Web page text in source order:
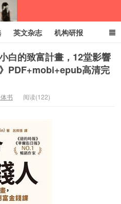
英文杂志 机构研报
书 电子书 创业项目
白的致富計畫，12堂影響
PDF+mobi+epub高清完
书 阅读(122)